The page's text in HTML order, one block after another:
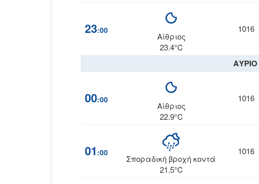
23:00
Αίθριος
23.4°C
1016
ΑΥΡΙΟ
00:00
Αίθριος
22.9°C
1016
01 :00
Σποραδική βροχή κοντά
21.5°C
1016